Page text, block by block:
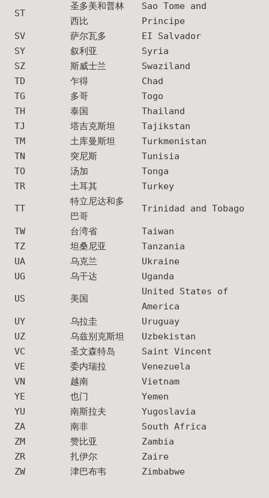
ST
圣多美和普林
西比
Sao Tome and
Principe
SV
萨尔瓦多
EI Salvador
SY
叙利亚
Syria
SZ
斯威士兰
Swaziland
TD
乍得
Chad
TG
多哥
Togo
TH
泰国
Thailand
TJ
塔吉克斯坦
Tajikstan
TM
土库曼斯坦
Turkmenistan
TN
突尼斯
Tunisia
TO
汤加
Tonga
TR
土耳其 Turkey
TT
特立尼达和多
巴哥
Trinidad and Tobago
TW 台湾省
Taiwan
TZ
坦桑尼亚
Tanzania
UA
乌克兰
Ukraine
UG
乌干达 Uganda
US 美国
United States of
America
UY
乌拉圭
Uruguay
UZ
乌兹别克斯坦
Uzbekistan
VC
圣文森特岛
Saint Vincent
VE
委内瑞拉
Venezuela
VN
越南
Vietnam
YE
也门
Yemen
YU
南斯拉夫
Yugoslavia
ZA
南非
South Africa
ZM
赞比亚
Zambia
ZR
扎伊尔
Zaire
ZW
津巴布韦 Zimbabwe